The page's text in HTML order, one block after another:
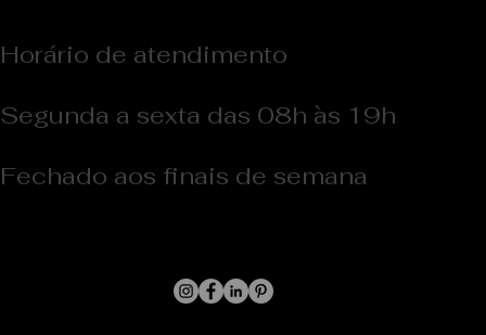
Horário de atendimento
Segunda a sexta das 08h às 19h
Fechado aos finais de semana